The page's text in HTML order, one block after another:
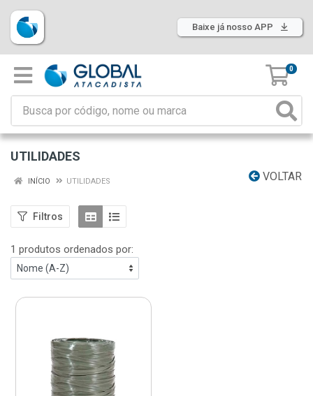
Baixe já nosso APP
0
UTILIDADES
VOLTAR
INÍCIO UTILIDADES
Filtros
1 produtos ordenados por: